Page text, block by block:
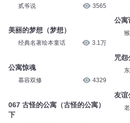
贰爷说 3565
美丽的梦想（梦想）
经典名著绘本童话 3.1万
公寓惊魂
慕容双修 4329
067 古怪的公寓（古怪的公寓）
下
公寓
咒怨
友谊